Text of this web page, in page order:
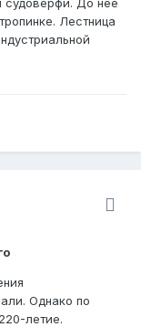
Лестница
Однако по
летие.